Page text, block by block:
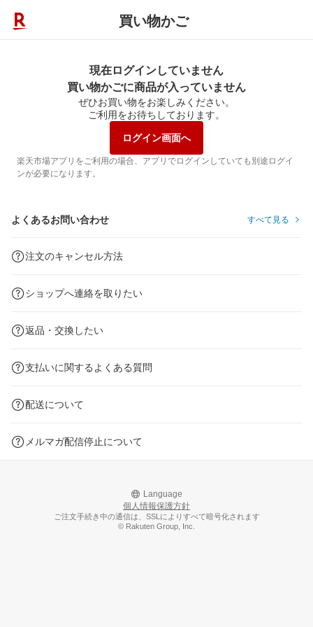
買い物かご
現在ログインしていません
買い物かごに商品が入っていません
ぜひお買い物をお楽しみください。
ご利用をお待ちしております。
ログイン画面へ
楽天市場アプリをご利用の場合、アプリでログインしていても別途ログイ
ンが必要になります。
よくあるお問い合わせ すべて見る
注文のキャンセル方法
ショップへ連絡を取りたい
返品・交換したい
支払いに関するよくある質問
配送について
メルマガ配信停止について
Language
個人情報保護方針
ご注文手続き中の通信は、SSLによりすべて暗号化されます
© Rakuten Group, Inc.